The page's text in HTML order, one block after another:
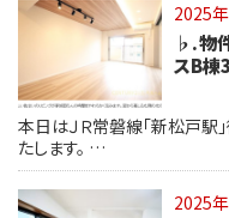
2025
♭.物
スB棟
本日はＪＲ常磐線「新松戸駅
たします。 …
2025